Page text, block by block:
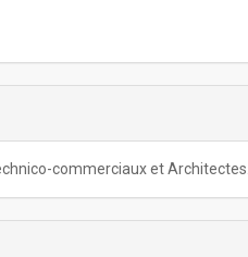
commerciaux et